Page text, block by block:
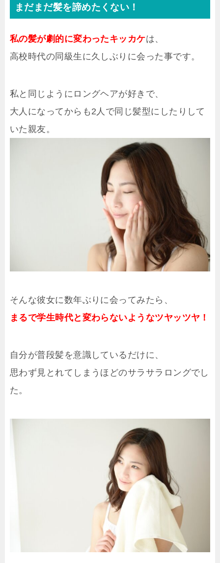
まだまだ髪を諦めたくない！
私の髪が劇的に変わったキッカケは、
高校時代の同級生に久しぶりに会った事です。
私と同じようにロングヘアが好きで、
大人になってからも2人で同じ髪型にしたりして
いた親友。
そんな彼女に数年ぶりに会ってみたら、
まるで学生時代と変わらないようなツヤッツヤ！
自分が普段髪を意識しているだけに、
思わず見とれてしまうほどのサラサラロングでし
た。